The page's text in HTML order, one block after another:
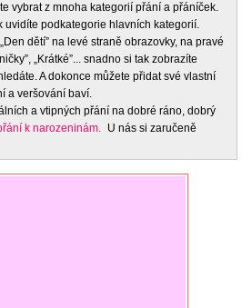
vybrat z mnoha kategorií přání a přáníček.
uvidíte podkategorie hlavních kategorií.
dětí” na levé straně obrazovky, na pravé
„Krátké”... snadno si tak zobrazíte
A dokonce můžete přidat své vlastní
a veršování baví.
a vtipných přání na dobré ráno, dobrý
k narozeninám. U nás si zaručeně